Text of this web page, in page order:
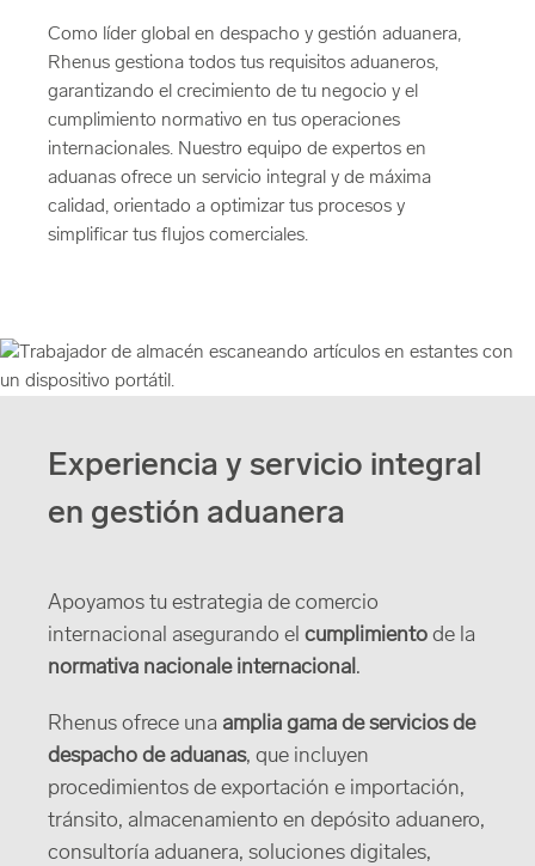
Como líder global en despacho y gestión aduanera,
Rhenus gestiona todos tus requisitos aduaneros,
garantizando el crecimiento de tu negocio y el
cumplimiento normativo en tus operaciones
internacionales. Nuestro equipo de expertos en
aduanas ofrece un servicio integral y de máxima
calidad, orientado a optimizar tus procesos y
simplificar tus flujos comerciales.
Experiencia y servicio integral
en gestión aduanera
Apoyamos tu estrategia de comercio
internacional asegurando el cumplimiento de la
normativa nacionale internacional.
Rhenus ofrece una amplia gama de servicios de
despacho de aduanas, que incluyen
procedimientos de exportación e importación,
tránsito, almacenamiento en depósito aduanero,
consultoría aduanera, soluciones digitales,